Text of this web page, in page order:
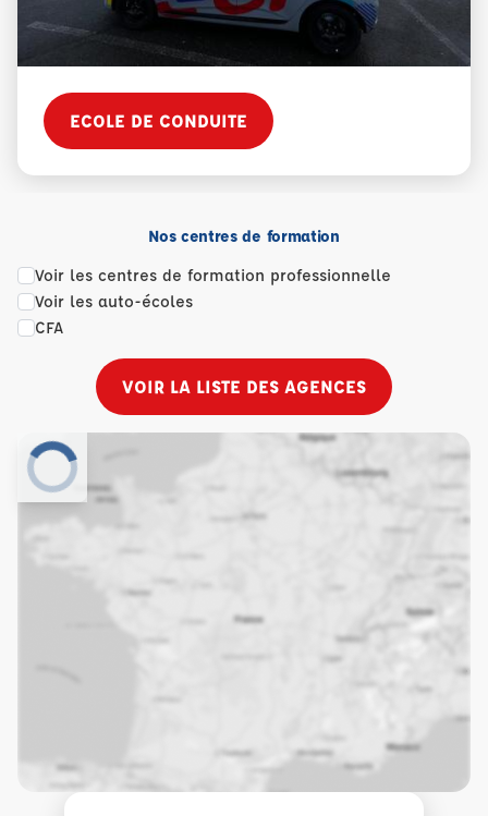
ECOLE DE CONDUITE
Nos centres de formation
Voir les centres de formation professionnelle
Voir les auto-écoles
CFA
VOIR LA LISTE DES AGENCES